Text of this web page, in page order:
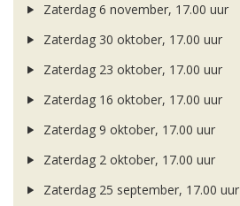
Zaterdag 6 november, 17.00 uur
Zaterdag 30 oktober, 17.00 uur
Zaterdag 23 oktober, 17.00 uur
Zaterdag 16 oktober, 17.00 uur
Zaterdag 9 oktober, 17.00 uur
Zaterdag 2 oktober, 17.00 uur
Zaterdag 25 september, 17.00 uur